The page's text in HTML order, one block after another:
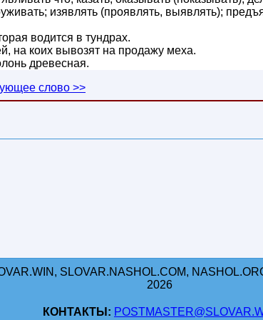
изявлять (проявлять, выявлять);
водится в тундрах.
на коих вывозят на продажу меха.
древесная.
слово >>
SLOVAR.NASHOL.COM,
2026
КОНТАКТЫ: